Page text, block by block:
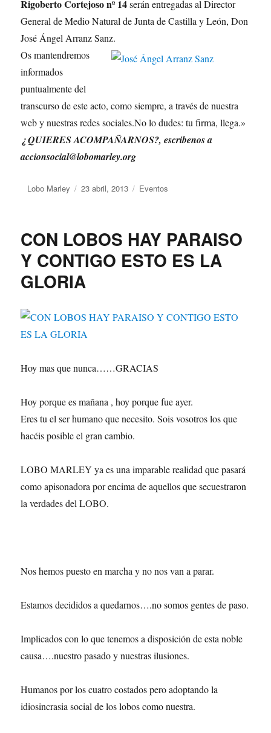
Rigoberto Cortejoso nº 14serán entregadas al Director
General de Medio Natural de Junta de Castilla y León, Don
José Ángel Arranz Sanz.
Os mantendremos
informados
puntualmente del
transcurso de este acto, como siempre, a través de nuestra
web y nuestras redes sociales.No lo dudes: tu firma, llega.»
¿ QUIERES ACOMPAÑARNOS?, escribenos a
accionsocial@lobomarley.org
Autor
Lobo Marley
Publicado
23 abril, 2013 Categorías
Eventos
CON LOBOS HAY PARAISO
Y CONTIGO ESTO ES LA
GLORIA
Hoy mas que nunca……GRACIAS
Hoy porque es mañana , hoy porque fue ayer.
Eres tu el ser humano que necesito. Sois vosotros los que
hacéis posible el gran cambio.
LOBO MARLEY ya es una imparable realidad que pasará
como apisonadora por encima de aquellos que secuestraron
la verdades del LOBO.
Nos hemos puesto en marcha y no nos van a parar.
Estamos decididos a quedarnos….no somos gentes de paso.
Implicados con lo que tenemos a disposición de esta noble
causa….nuestro pasado y nuestras ilusiones.
Humanos por los cuatro costados pero adoptando la
idiosincrasia social de los lobos como nuestra.